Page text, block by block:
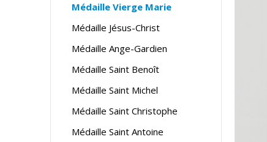
Médaille Vierge Marie
Médaille Jésus-Christ
Médaille Ange-Gardien
Médaille Saint Benoît
Médaille Saint Michel
Médaille Saint Christophe
Médaille Saint Antoine